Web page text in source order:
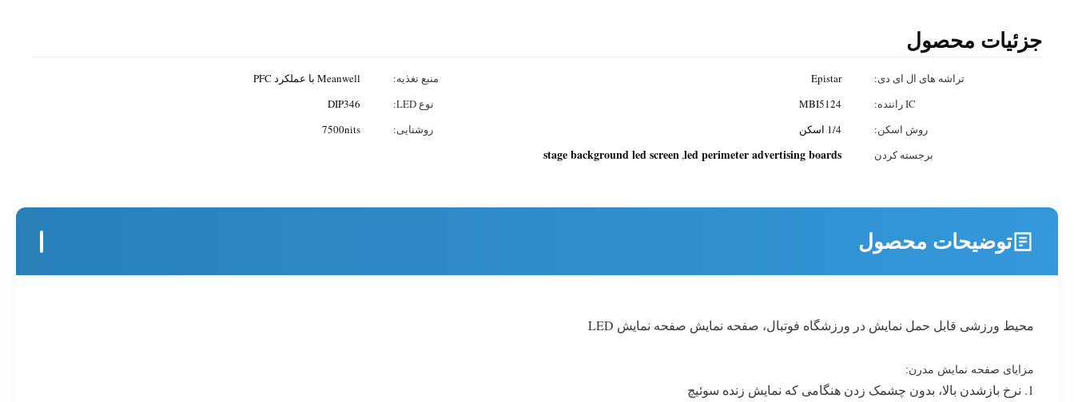
جزئیات محصول
تراشه های ال ای دی: Epistar منبع تغذیه:
Meanwell با عملکرد PFC
IC راننده:
MBI5124 نوع LED:
DIP346
روش اسکن:
1/4 اسکن روشنایی:
7500nits
برجسته کردن
led perimeter advertising boards
,
stage background led screen
توضیحات محصول
محیط ورزشی قابل حمل نمایش در ورزشگاه فوتبال، صفحه نمایش صفحه نمایش LED
مزایای صفحه نمایش مدرن:
1. نرخ بازشدن بالا، بدون چشمک زدن هنگامی که نمایش زنده سوئیچ